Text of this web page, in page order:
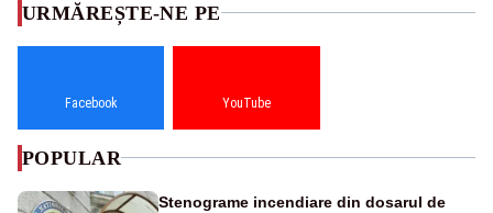
URMĂREȘTE-NE PE
Facebook YouTube
POPULAR
Stenograme incendiare din dosarul de